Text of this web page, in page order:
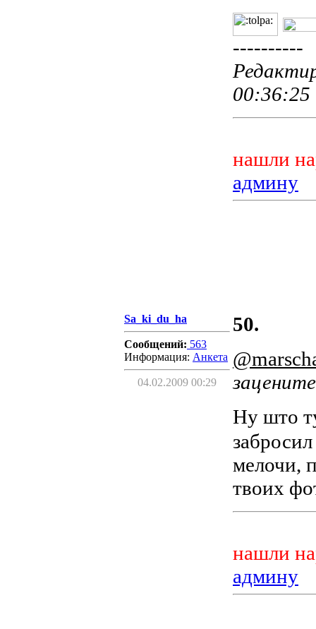
----------
00:36:25
нашли
админу
Sa_ki_du_ha
Сообщений: 563
Информация: Aнкета
04.02.2009 00:29
50.
зацените
Ну што
мелочи,
твоих
нашли
админу